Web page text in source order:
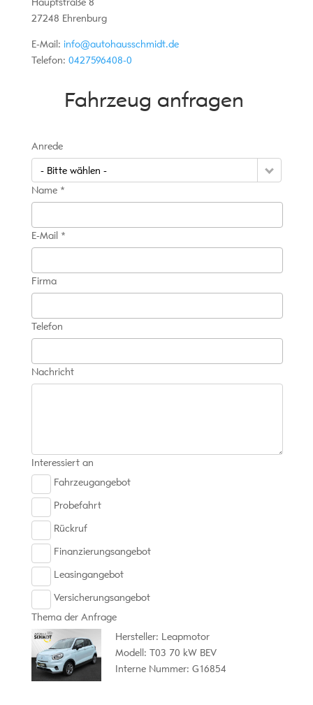
Hauptstraße 8
27248 Ehrenburg
E-Mail: info@autohausschmidt.de
Telefon: 0427596408-0
Fahrzeug anfragen
Anrede
- Bitte wählen -
Name *
E-Mail *
Firma
Telefon
Nachricht
Interessiert an
Fahrzeugangebot
Probefahrt
Rückruf
Finanzierungsangebot
Leasingangebot
Versicherungsangebot
Thema der Anfrage
Hersteller: Leapmotor
Modell: T03 70 kW BEV
Interne Nummer: G16854